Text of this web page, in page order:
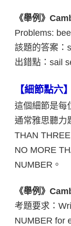
《舉例》
Problems:
該題的答案：
出錯點：sail
【細節點六
這個細節是每
通常雅思聽力
THAN
NO MORE
NUMBER。
《舉例》
考題要求：
NUMBER for